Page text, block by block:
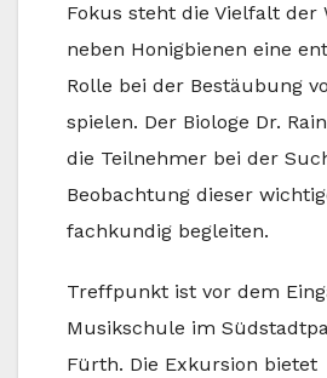
Fokus steht die Vielfalt der
neben Honigbienen eine
Rolle bei der Bestäubung
spielen. Der Biologe Dr.
die Teilnehmer bei der
Beobachtung dieser
fachkundig begleiten.
Treffpunkt ist vor dem
Musikschule im
Fürth. Die Exkursion bietet